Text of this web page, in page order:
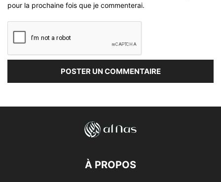
pour la prochaine fois que je commenterai.
À PROPOS